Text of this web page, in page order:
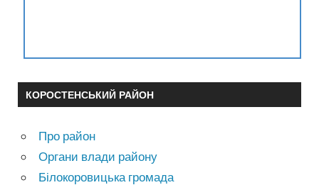
КОРОСТЕНСЬКИЙ РАЙОН
Про район
Органи влади району
Білокоровицька громада